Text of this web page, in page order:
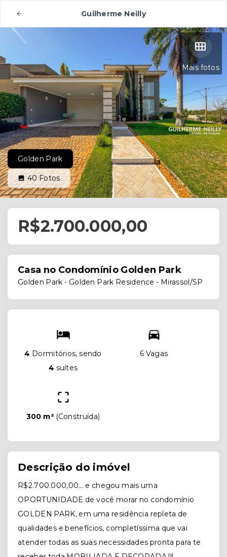
Guilherme Neilly
Mais fotos
Golden Park
40Fotos
R$2.700.000,00
Casa no Condomínio Golden Park
Golden Park - Golden Park Residence - Mirassol/SP
4 Dormitórios, sendo
4 suítes
6 Vagas
300 m² (Construída)
Descrição do imóvel
R$2.700.000,00… e chegou mais uma
OPORTUNIDADE de você morar no condomínio
GOLDEN PARK, em uma residência repleta de
qualidades e benefícios, completíssima que vai
atender todas as suas necessidades pronta para te